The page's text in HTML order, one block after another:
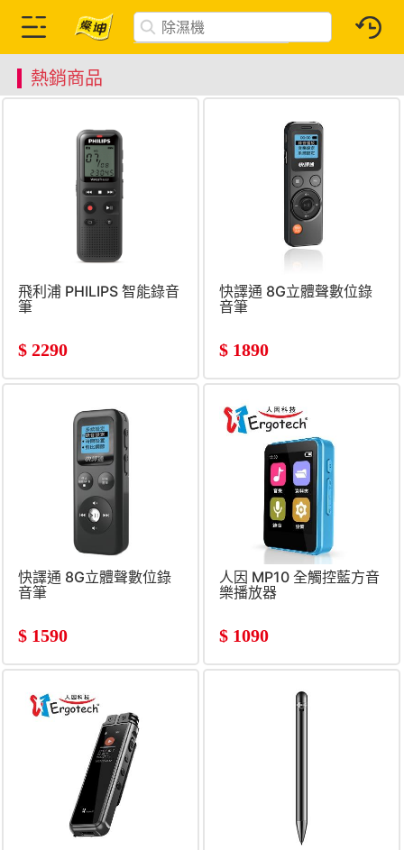
熱銷商品
飛利浦 PHILIPS 智能錄音
筆
$ 2290
快譯通 8G立體聲數位錄
音筆
$ 1890
快譯通 8G立體聲數位錄
音筆
$ 1590
人因 MP10 全觸控藍方音
樂播放器
$ 1090